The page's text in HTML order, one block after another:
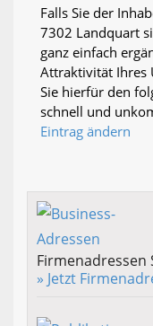
Falls Sie der
7302 Landquart
ganz einfach
Attraktivität Ihres
Sie hierfür den
schnell und
Eintrag ändern
Firmenadressen
» Jetzt